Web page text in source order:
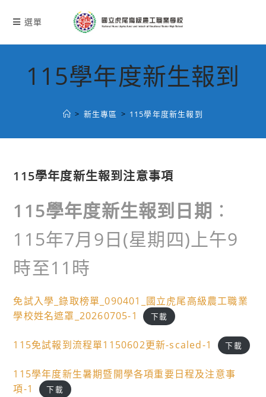
選單
115學年度新生報到
> 新生專區 > 115學年度新生報到
115學年度新生報到注意事項
115學年度新生報到日期 ：
115年7月9日(星期四)上午9
時至11時
免試入學_錄取榜單_090401_國立虎尾高級農工職業
學校姓名遮罩_20260705-1
下載
115免試報到流程單1150602更新-scaled-1 下載
115學年度新生暑期暨開學各項重要日程及注意事
項-1
下載